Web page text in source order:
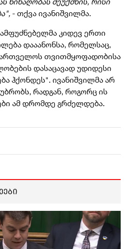
- თქვა ივანიშვილმა.
კიდევ ერთი
დააანონსა, რომელსაც,
თვითმყოფადობისა
დასაცავად უდიდესი
ჰქონდეს". ივანიშვილმა არ
რადგან, როგორც ის
ამ დრომდე გრძელდება.